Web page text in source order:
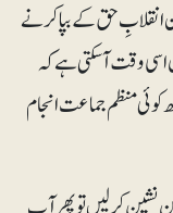
حق کے بپا کرنے
اسی وقت آسکتی ہے کہ
منظم جماعت انجام